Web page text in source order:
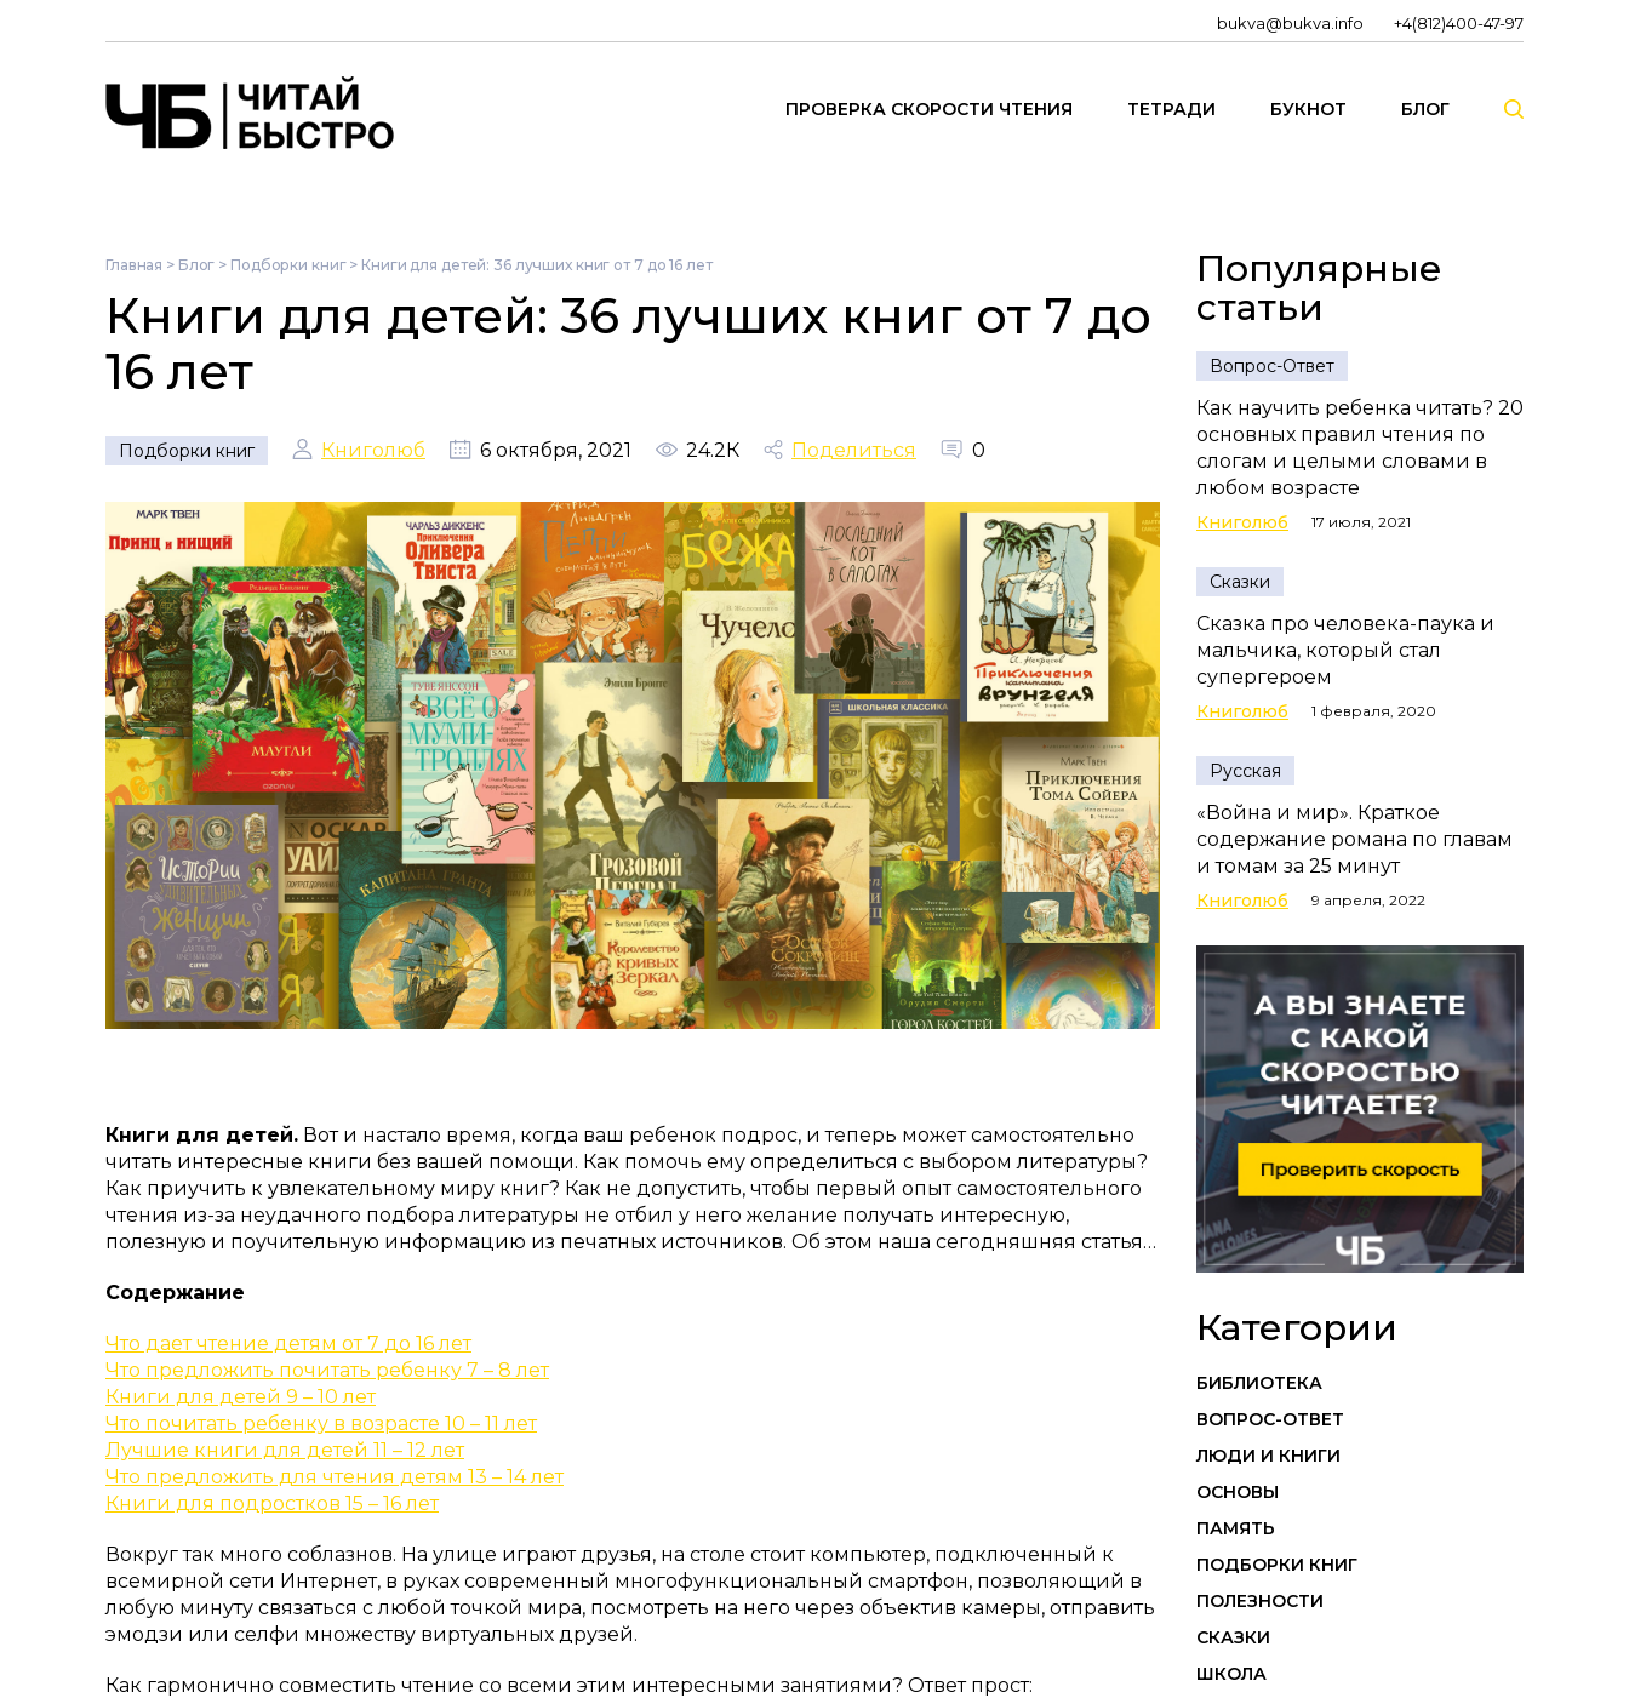
bukva@bukva.info +4(812)400-47-97
ПРОВЕРКА СКОРОСТИ ЧТЕНИЯ ТЕТРАДИ БУКНОТ БЛОГ
Главная > Блог > Подборки книг> Книги для детей: 36 лучших книг от 7 до 16 лет
Книги для детей: 36 лучших книг от 7 до
16 лет
Подборки книг Книголюб 6 октября, 2021 24.2К Поделиться 0
Книги для детей. Вот и настало время, когда ваш ребенок подрос, и теперь может самостоятельно
читать интересные книги без вашей помощи. Как помочь ему определиться с выбором литературы?
Как приучить к увлекательному миру книг? Как не допустить, чтобы первый опыт самостоятельного
чтения из-за неудачного подбора литературы не отбил у него желание получать интересную,
полезную и поучительную информацию из печатных источников. Об этом наша сегодняшняя статья…
Содержание
Что дает чтение детям от 7 до 16 лет
Что предложить почитать ребенку 7 – 8 лет
Книги для детей 9 – 10 лет
Что почитать ребенку в возрасте 10 – 11 лет
Лучшие книги для детей 11 – 12 лет
Что предложить для чтения детям 13 – 14 лет
Книги для подростков 15 – 16 лет
Вокруг так много соблазнов. На улице играют друзья, на столе стоит компьютер, подключенный к
всемирной сети Интернет, в руках современный многофункциональный смартфон, позволяющий в
любую минуту связаться с любой точкой мира, посмотреть на него через объектив камеры, отправить
эмодзи или селфи множеству виртуальных друзей.
Как гармонично совместить чтение со всеми этим интересными занятиями? Ответ прост:
Популярные
статьи
Вопрос-Ответ
Как научить ребенка читать? 20
основных правил чтения по
слогам и целыми словами в
любом возрасте
Книголюб 17 июля, 2021
Сказки
Сказка про человека-паука и
мальчика, который стал
супергероем
Книголюб 1 февраля, 2020
Русская
«Война и мир». Краткое
содержание романа по главам
и томам за 25 минут
Книголюб 9 апреля, 2022
Категории
БИБЛИОТЕКА
ВОПРОС-ОТВЕТ
ЛЮДИ И КНИГИ
ОСНОВЫ
ПАМЯТЬ
ПОДБОРКИ КНИГ
ПОЛЕЗНОСТИ
СКАЗКИ
ШКОЛА